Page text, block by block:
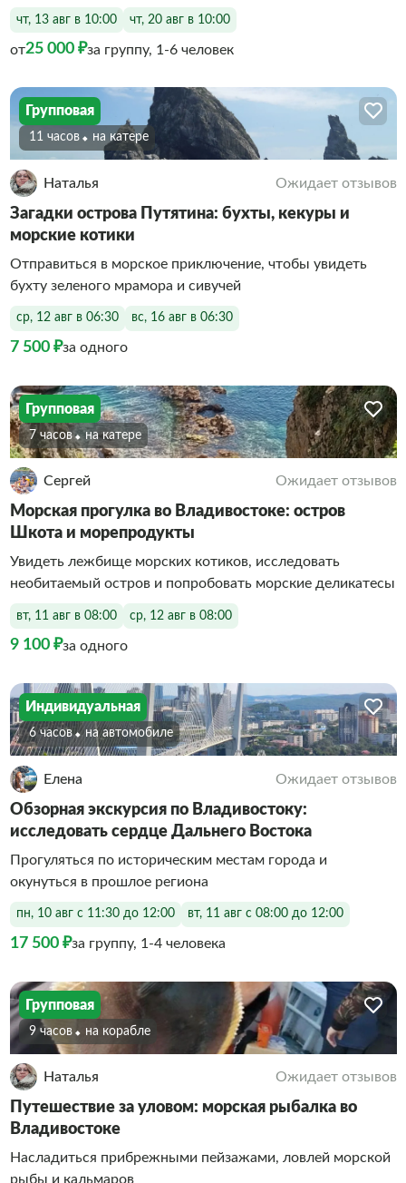
чт, 13 авг в 10:00 чт, 20 авг в 10:00
от25 000 ₽за группу, 1-6 человек
Групповая
11 часов На катере
Наталья Ожидает отзывов
Загадки острова Путятина: бухты, кекуры и
морские котики
Отправиться в морское приключение, чтобы увидеть
бухту зеленого мрамора и сивучей
ср, 12 авг в 06:30 вс, 16 авг в 06:30
7 500 ₽за одного
Групповая
7 часов На катере
Сергей Ожидает отзывов
Морская прогулка во Владивостоке: остров
Шкота и морепродукты
Увидеть лежбище морских котиков, исследовать
необитаемый остров и попробовать морские деликатесы
вт, 11 авг в 08:00 ср, 12 авг в 08:00
9 100 ₽за одного
Индивидуальная
6 часов На автомобиле
Елена Ожидает отзывов
Обзорная экскурсия по Владивостоку:
исследовать сердце Дальнего Востока
Прогуляться по историческим местам города и
окунуться в прошлое региона
пн, 10 авг с 11:30 до 12:00 вт, 11 авг с 08:00 до 12:00
17 500 ₽за группу, 1-4 человека
Групповая
9 часов На корабле
Наталья Ожидает отзывов
Путешествие за уловом: морская рыбалка во
Владивостоке
Насладиться прибрежными пейзажами, ловлей морской
рыбы и кальмаров